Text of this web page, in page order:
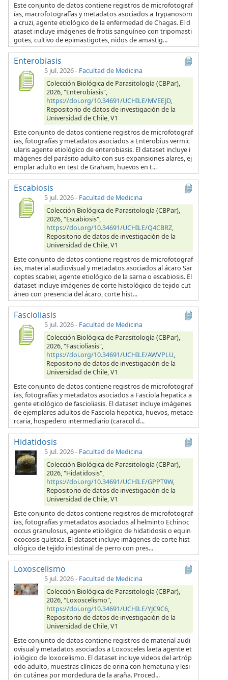
Este conjunto de datos contiene registros de microfotograf
ías, macrofotografías y metadatos asociados a Trypanosom
a cruzi, agente etiológico de la enfermedad de Chagas. El d
ataset incluye imágenes de frotis sanguíneo con tripomasti
gotes, cultivo de epimastigotes, nidos de amastig...
Enterobiasis
5 jul. 2026- Facultad de Medicina
Colección Biológica de Parasitología (CBPar),
2026, "Enterobiasis",
https://doi.org/10.34691/UCHILE/MVEEJD,
Repositorio de datos de investigación de la
Universidad de Chile, V1
Este conjunto de datos contiene registros de microfotograf
ías, fotografías y metadatos asociados a Enterobius vermic
ularis agente etiológico de enterobiasis. El dataset incluye i
mágenes del parásito adulto con sus expansiones alares, ej
emplar adulto en test de Graham, huevos en t...
Escabiosis
5 jul. 2026- Facultad de Medicina
Colección Biológica de Parasitología (CBPar),
2026, "Escabiosis",
https://doi.org/10.34691/UCHILE/Q4CBRZ,
Repositorio de datos de investigación de la
Universidad de Chile, V1
Este conjunto de datos contiene registros de microfotograf
ías, material audiovisual y metadatos asociados al ácaro Sar
coptes scabiei, agente etiológico de la sarna o escabiosis. El
dataset incluye imágenes de corte histológico de tejido cut
áneo con presencia del ácaro, corte hist...
Fascioliasis
5 jul. 2026- Facultad de Medicina
Colección Biológica de Parasitología (CBPar),
2026, "Fascioliasis",
https://doi.org/10.34691/UCHILE/AWVPLU,
Repositorio de datos de investigación de la
Universidad de Chile, V1
Este conjunto de datos contiene registros de microfotograf
ías, fotografías y metadatos asociados a Fasciola hepatica a
gente etiológico de fascioliasis. El dataset incluye imágenes
de ejemplares adultos de Fasciola hepatica, huevos, metace
rcaria, hospedero intermediario (caracol d...
Hidatidosis
5 jul. 2026- Facultad de Medicina
Colección Biológica de Parasitología (CBPar),
2026, "Hidatidosis",
https://doi.org/10.34691/UCHILE/GPPT9W,
Repositorio de datos de investigación de la
Universidad de Chile, V1
Este conjunto de datos contiene registros de microfotograf
ías, fotografías y metadatos asociados al helminto Echinoc
occus granulosus, agente etiológico de hidatidosis o equin
ococosis quística. El dataset incluye imágenes de corte hist
ológico de tejido intestinal de perro con pres...
Loxoscelismo
5 jul. 2026- Facultad de Medicina
Colección Biológica de Parasitología (CBPar),
2026, "Loxoscelismo",
https://doi.org/10.34691/UCHILE/YJC9C6,
Repositorio de datos de investigación de la
Universidad de Chile, V1
Este conjunto de datos contiene registros de material audi
ovisual y metadatos asociados a Loxosceles laeta agente et
iológico de loxocelismo. El dataset incluye videos del artróp
odo adulto, muestras clínicas de orina con hematuria y lesi
ón cutánea por mordedura de la araña. Proced...